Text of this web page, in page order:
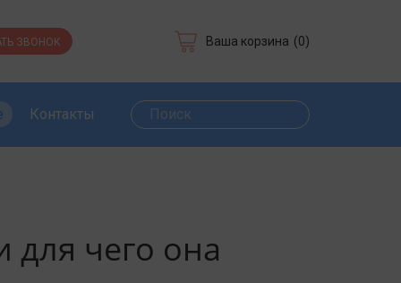
ЗВОНОК Ваша корзина (0)
Контакты
для чего она